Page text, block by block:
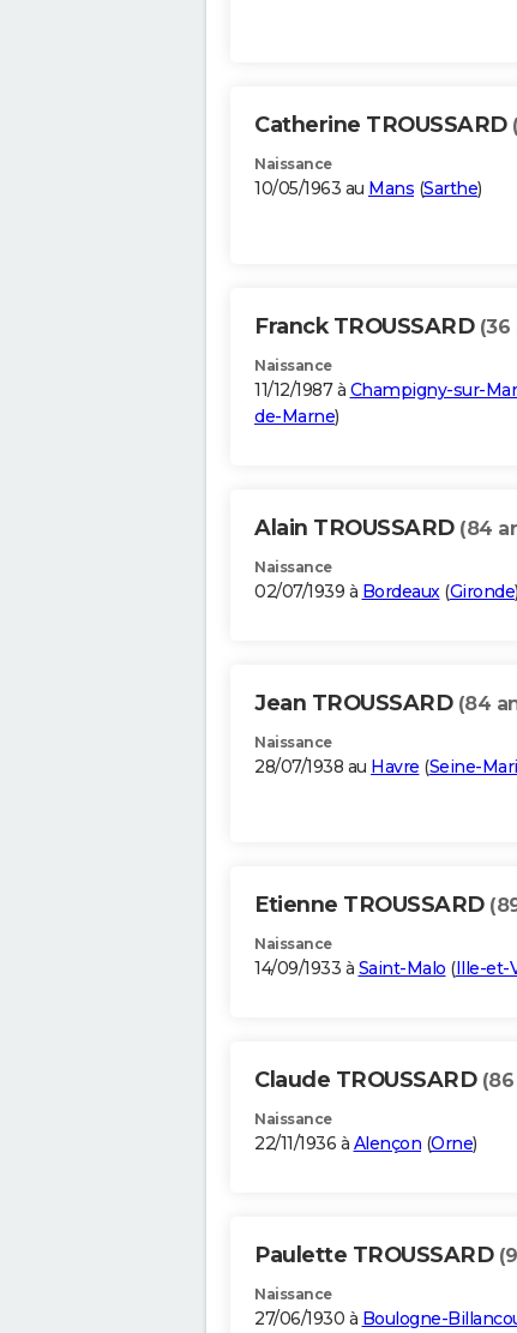
Catherine TROUSSARD
Naissance
10/05/1963 au Mans (Sarthe)
Franck TROUSSARD (36
Naissance
11/12/1987 à Champigny-sur-
de-Marne)
Alain TROUSSARD (84
Naissance
02/07/1939 à Bordeaux(Gironde)
Jean TROUSSARD (84
Naissance
28/07/1938 au Havre (Seine-
Etienne TROUSSARD
Naissance
14/09/1933 à Saint-Malo (Ille-et-
Claude TROUSSARD
Naissance
22/11/1936 à Alençon (Orne)
Paulette TROUSSARD
Naissance
27/06/1930 à Boulogne-